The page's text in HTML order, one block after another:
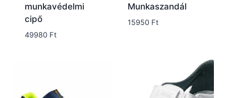
munkavédelmi
cipő
49980 Ft
Munkaszandál
15950 Ft